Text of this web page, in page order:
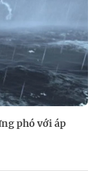
phó với áp